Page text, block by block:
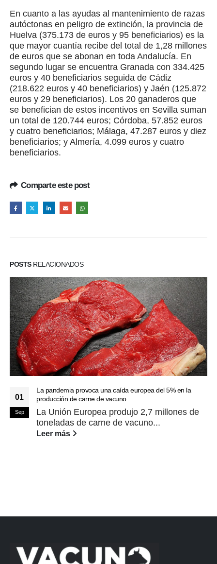
En cuanto a las ayudas al mantenimiento de razas
autóctonas en peligro de extinción, la provincia de
Huelva (375.173 de euros y 95 beneficiarios) es la
que mayor cuantía recibe del total de 1,28 millones
de euros que se abonan en toda Andalucía. En
segundo lugar se encuentra Granada con 334.425
euros y 40 beneficiarios seguida de Cádiz
(218.622 euros y 40 beneficiarios) y Jaén (125.872
euros y 29 beneficiarios). Los 20 ganaderos que
se benefician de estos incentivos en Sevilla suman
un total de 120.744 euros; Córdoba, 57.852 euros
y cuatro beneficiarios; Málaga, 47.287 euros y diez
beneficiarios; y Almería, 4.099 euros y cuatro
beneficiarios.
Comparte este post
POSTSRELACIONADOS
01
Sep
La pandemia provoca una caída europea del 5% en la
producción de carne de vacuno
La Unión Europea produjo 2,7 millones de
toneladas de carne de vacuno...
Leer más